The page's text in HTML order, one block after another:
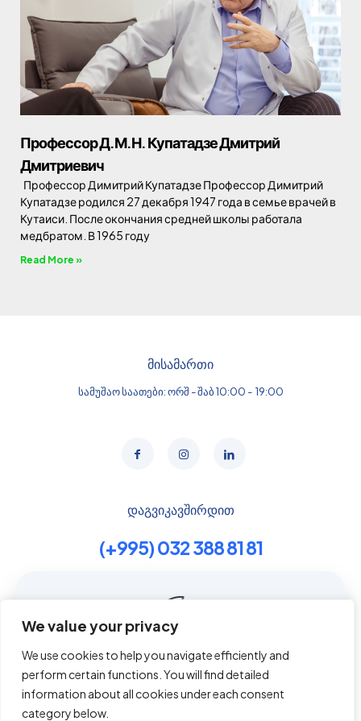
We value your privacy
We use cookies to help you navigate efficiently and
perform certain functions. You will find detailed
information about all cookies under each consent
category below.
Профессор Д.М.Н. Купатадзе Дмитрий
Дмитриевич
Профессор Димитрий Купатадзе Профессор Димитрий
Купатадзе родился 27 декабря 1947 года в семье врачей в
Кутаиси. После окончания средней школы работала
медбратом. В 1965 году
Read More »
მისამართი
სამუშაო საათები: ორშ - შაბ 10:00 - 19:00
დაგვიკავშირდით
(+995) 032 388 81 81
გვერდები
О нас
This website uses cookies to improve your experience.
By using this website you agree to our
Data Protection